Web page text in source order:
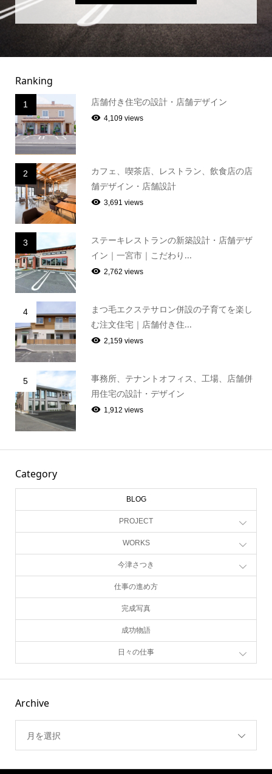
Ranking
1 店舗付き住宅の設計・店舗デザイン
4,109 views
2
カフェ、喫茶店、レストラン、飲食店の店
舗デザイン・店舗設計
3,691 views
3
ステーキレストランの新築設計・店舗デザ
イン｜一宮市｜こだわり...
2,762 views
4
まつ毛エクステサロン併設の子育てを楽し
む注文住宅｜店舗付き住...
2,159 views
5
事務所、テナントオフィス、工場、店舗併
用住宅の設計・デザイン
1,912 views
Category
BLOG
PROJECT
WORKS
今津さつき
仕事の進め方
完成写真
成功物語
日々の仕事
Archive
月を選択